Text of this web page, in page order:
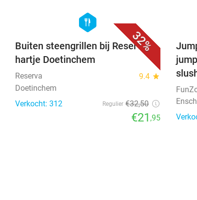
32%
hexagon
food
Buiten steengrillen bij Reserva in
hartje Doetinchem
Reserva 9.4 star
Doetinchem
Verkocht: 312
Regulier €32,50
€21,95